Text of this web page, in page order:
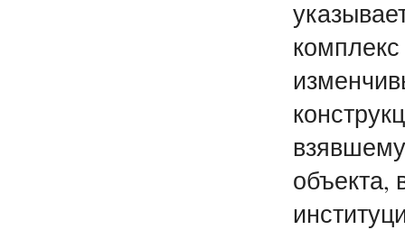
объекта,